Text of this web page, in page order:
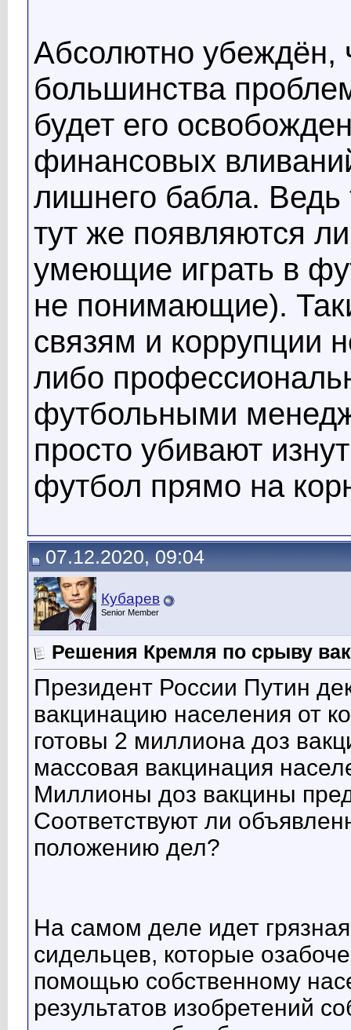
Абсолютно убеждён,
большинства
будет его
финансовых
лишнего бабла. Ведь
тут же появляются
умеющие играть в
не понимающие).
связям и коррупции
либо
футбольными
просто убивают
футбол прямо на
07.12.2020, 09:04
Кубарев
Senior Member
Решения Кремля по срыву
Президент России Путин
вакцинацию населения от
готовы 2 миллиона доз
массовая вакцинация
Миллионы доз вакцины
Соответствуют ли
положению дел?
На самом деле идет
сидельцев, которые
помощью собственному
результатов изобретений